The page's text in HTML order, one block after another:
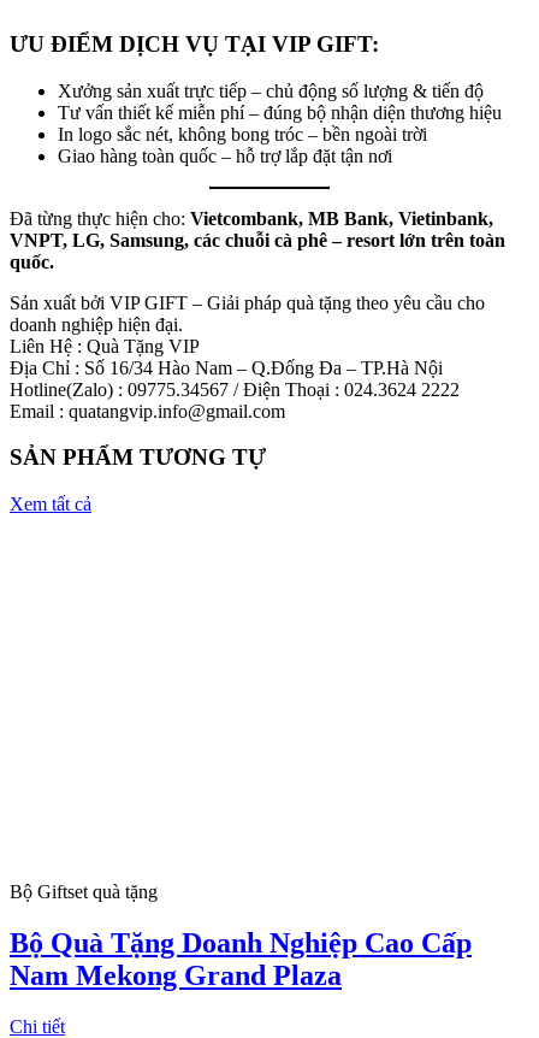
ƯU ĐIỂM DỊCH VỤ TẠI VIP GIFT:
Xưởng sản xuất trực tiếp – chủ động số lượng & tiến độ
Tư vấn thiết kế miễn phí – đúng bộ nhận diện thương hiệu
In logo sắc nét, không bong tróc – bền ngoài trời
Giao hàng toàn quốc – hỗ trợ lắp đặt tận nơi
Đã từng thực hiện cho: Vietcombank, MB Bank, Vietinbank,
VNPT, LG, Samsung, các chuỗi cà phê – resort lớn trên toàn
quốc.
Sản xuất bởi VIP GIFT – Giải pháp quà tặng theo yêu cầu cho
doanh nghiệp hiện đại.
Liên Hệ : Quà Tặng VIP
Địa Chỉ : Số 16/34 Hào Nam – Q.Đống Đa – TP.Hà Nội
Hotline(Zalo) : 09775.34567 / Điện Thoại : 024.3624 2222
Email : quatangvip.info@gmail.com
SẢN PHẨM TƯƠNG TỰ
Xem tất cả
Bộ Giftset quà tặng
Bộ Quà Tặng Doanh Nghiệp Cao Cấp
Nam Mekong Grand Plaza
Chi tiết